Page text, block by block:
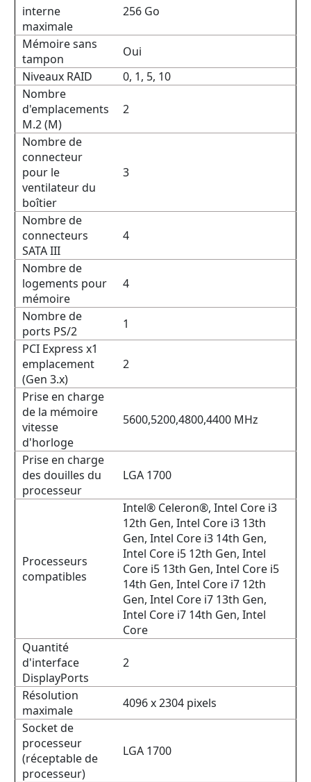
interne
maximale
256 Go
Mémoire sans
tampon
Oui
Niveaux RAID
0, 1, 5, 10
Nombre
d'emplacements
M.2 (M)
2
Nombre de
connecteur
pour le
ventilateur du
boîtier
3
Nombre de
connecteurs
SATA III
4
Nombre de
logements pour
mémoire
4
Nombre de
ports PS/2
1
PCI Express x1
emplacement
(Gen 3.x)
2
Prise en charge
de la mémoire
vitesse
d'horloge
5600,5200,4800,4400 MHz
Prise en charge
des douilles du
processeur
LGA 1700
Processeurs
compatibles
Intel® Celeron®, Intel Core i3
12th Gen, Intel Core i3 13th
Gen, Intel Core i3 14th Gen,
Intel Core i5 12th Gen, Intel
Core i5 13th Gen, Intel Core i5
14th Gen, Intel Core i7 12th
Gen, Intel Core i7 13th Gen,
Intel Core i7 14th Gen, Intel
Core
Quantité
d'interface
DisplayPorts
2
Résolution
maximale
4096 x 2304 pixels
Socket de
processeur
(réceptable de
processeur)
LGA 1700